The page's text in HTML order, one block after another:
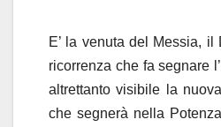
E’ la venuta del Messia,
ricorrenza che fa segnare
altrettanto visibile la
che segnerà nella